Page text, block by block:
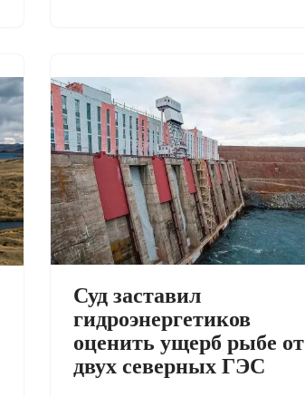
Суд заставил
гидроэнергетиков
оценить ущерб рыбе от
двух северных ГЭС